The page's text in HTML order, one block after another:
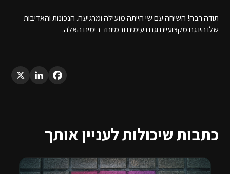
תודה רבה! השיחה עם שי הייתה מועילה ומרגיעה. הנכונות והאדיבות
שלו היו גם מקצועיים וגם נעימים ובמיוחד בימים האלה.
Facebook
LinkedIn
X
כתבות שיכולות לעניין אותך